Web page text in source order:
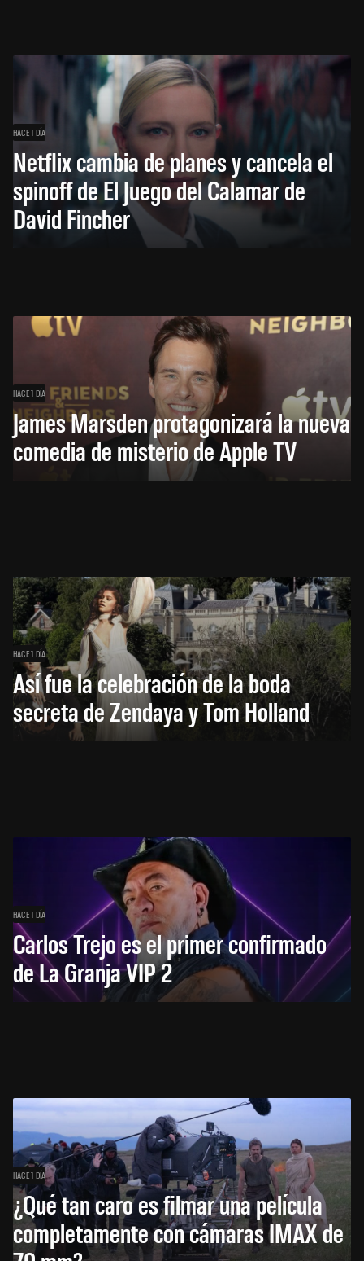
HACE 1 DÍA
Netflix cambia de planes y cancela el
spinoff de El Juego del Calamar de
David Fincher
HACE 1 DÍA
James Marsden protagonizará la nueva
comedia de misterio de Apple TV
HACE 1 DÍA
Así fue la celebración de la boda
secreta de Zendaya y Tom Holland
HACE 1 DÍA
Carlos Trejo es el primer confirmado
de La Granja VIP 2
HACE 1 DÍA
¿Qué tan caro es filmar una película
completamente con cámaras IMAX de